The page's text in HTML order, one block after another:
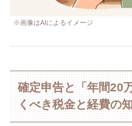
※画像はAIによるイメージ
確定申告と「年間20
くべき税金と経費の